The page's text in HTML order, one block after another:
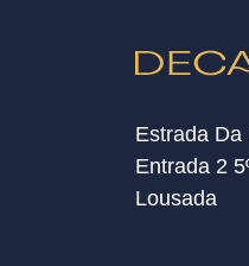
Estrada Da
Entrada 2
Lousada